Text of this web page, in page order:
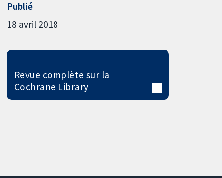
Publié
18 avril 2018
Revue complète sur la
Cochrane Library